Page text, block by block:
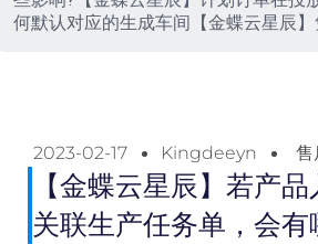
何默认对应的生成车间【金蝶云星辰
2023-02-17 Kingdeeyn 售
【金蝶云星辰】若产
关联生产任务单，会有